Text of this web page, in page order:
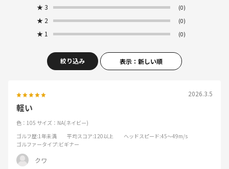
★ 3 (0)
★ 2 (0)
★ 1 (0)
絞り込み 表示：新しい順
2026.3.5
軽い
色：105 サイズ：NA(ネイビー)
ゴルフ歴:1年未満 平均スコア:120以上 ヘッドスピード:45～49m/s
ゴルファータイプ:ビギナー
クワ